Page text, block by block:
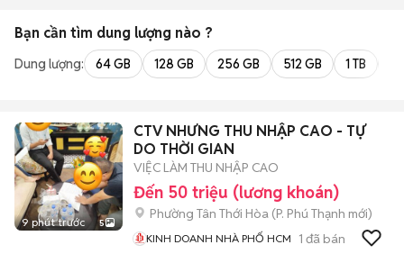
Bạn cần tìm dung lượng nào ?
Dung lượng: 64 GB 128 GB 256 GB 512 GB 1 TB
9 phút trước 5
CTV NHƯNG THU NHẬP CAO - TỰ
DO THỜI GIAN
VIỆC LÀM THU NHẬP CAO
Đến 50 triệu (lương khoán)
Phường Tân Thới Hòa (P. Phú Thạnh mới)
KINH DOANH NHÀ PHỐ HCM 1 đã bán